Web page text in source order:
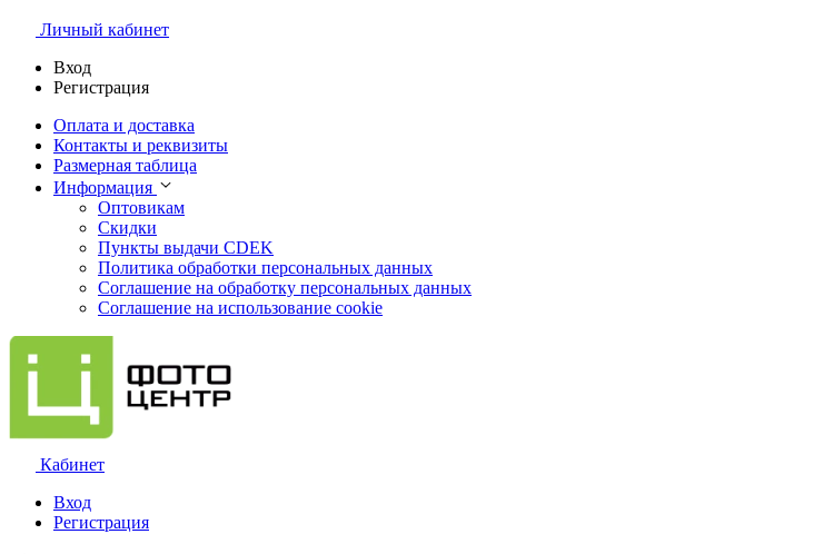
Личный кабинет
Вход
Регистрация
Оплата и доставка
Контакты и реквизиты
Размерная таблица
Информация
Оптовикам
Скидки
Пункты выдачи CDEK
Политика обработки персональных данных
Соглашение на обработку персональных данных
Соглашение на использование cookie
Кабинет
Вход
Регистрация